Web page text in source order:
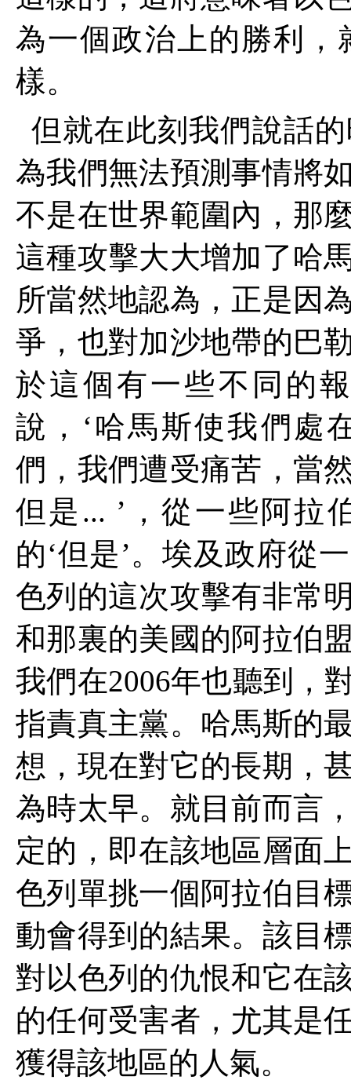
為一個政治上的勝利，
樣。
但就在此刻我們說話
為我們無法預測事情將
不是在世界範圍內，那
這種攻擊大大增加了哈
所當然地認為，正是因
爭，也對加沙地帶的巴
於這個有一些不同的
說，‘哈馬斯使我們處
們，我們遭受痛苦，當
但是 ... ’，從一些阿拉
的‘但是’。埃及政府從
色列的這次攻擊有非常
和那裏的美國的阿拉伯
我們在2006年也聽到，
指責真主黨。哈馬斯的
想，現在對它的長期，
為時太早。就目前而言
定的，即在該地區層面
色列單挑一個阿拉伯目
動會得到的結果。該目
對以色列的仇恨和它在
的任何受害者，尤其是
獲得該地區的人氣。